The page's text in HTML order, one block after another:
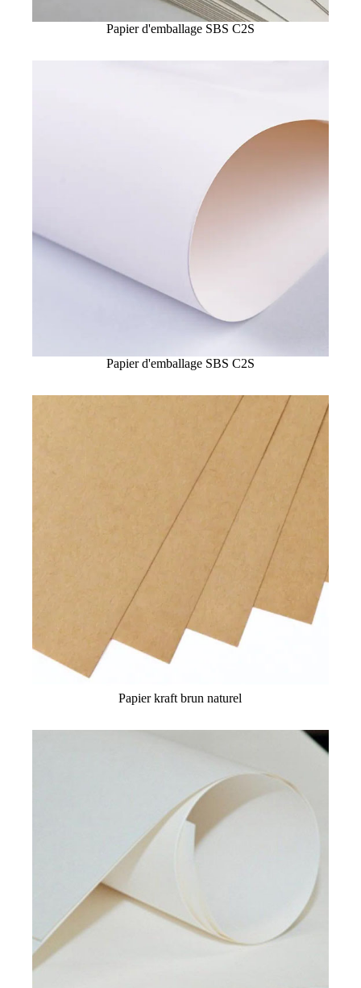
Papier d'emballage SBS C2S
Papier d'emballage SBS C2S
Papier kraft brun naturel